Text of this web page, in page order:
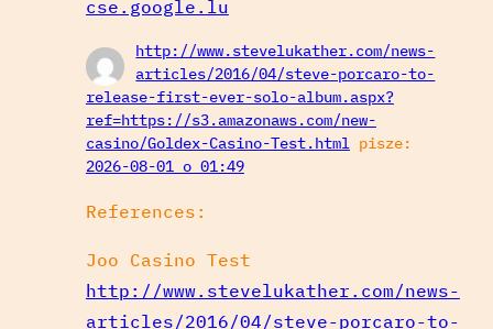
cse.google.lu
http://www.stevelukather.com/news-
articles/2016/04/steve-porcaro-to-
release-first-ever-solo-album.aspx?
ref=https://s3.amazonaws.com/new-
casino/Goldex-Casino-Test.html pisze:
2026-08-01 o 01:49
References:
Joo Casino Test
http://www.stevelukather.com/news-
articles/2016/04/steve-porcaro-to-